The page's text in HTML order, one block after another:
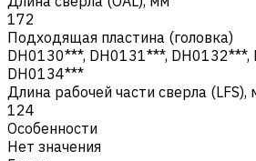
172
Подходящая пластина (головка)
DH0130***, DH0131***, DH0132***,
DH0134***
Длина рабочей части сверла (LFS),
124
Особенности
Нет значения